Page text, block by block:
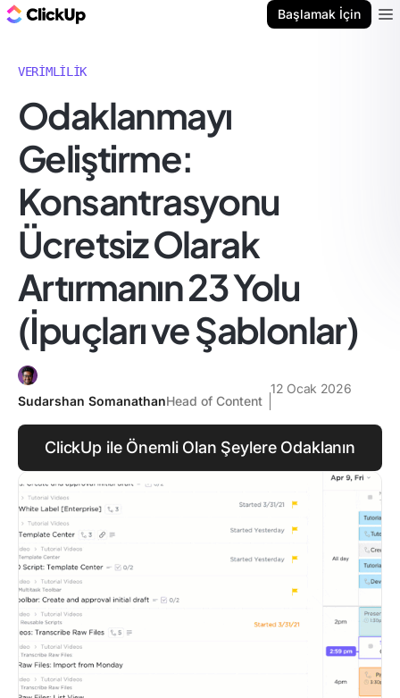
Başlamak İçin
VERIMLILIK
Odaklanmayı
Geliştirme:
Konsantrasyonu
Ücretsiz Olarak
Artırmanın 23 Yolu
(İpuçları ve Şablonlar)
Sudarshan SomanathanHead of Content
12 Ocak 2026
ClickUp ile Önemli Olan Şeylere Odaklanın